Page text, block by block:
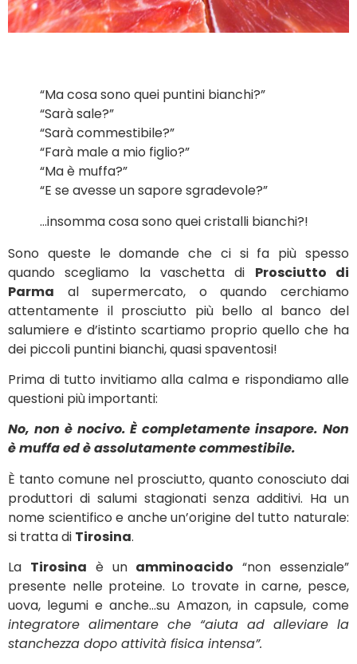
“Ma cosa sono quei puntini bianchi?”
“Sarà sale?”
“Sarà commestibile?”
“Farà male a mio figlio?”
“Ma è muffa?”
“E se avesse un sapore sgradevole?”
…insomma cosa sono quei cristalli bianchi?!
Sono queste le domande che ci si fa più spesso
quando scegliamo la vaschetta di Prosciutto di
Parma al supermercato, o quando cerchiamo
attentamente il prosciutto più bello al banco del
salumiere e d’istinto scartiamo proprio quello che ha
dei piccoli puntini bianchi, quasi spaventosi!
Prima di tutto invitiamo alla calma e rispondiamo alle
questioni più importanti:
No, non è nocivo. È completamente insapore. Non
è muffa ed è assolutamente commestibile.
È tanto comune nel prosciutto, quanto conosciuto dai
produttori di salumi stagionati senza additivi. Ha un
nome scientifico e anche un’origine del tutto naturale:
si tratta di Tirosina.
La Tirosina è un amminoacido “non essenziale”
presente nelle proteine. Lo trovate in carne, pesce,
uova, legumi e anche…su Amazon, in capsule, come
integratore alimentare che “aiuta ad alleviare la
stanchezza dopo attività fisica intensa”.